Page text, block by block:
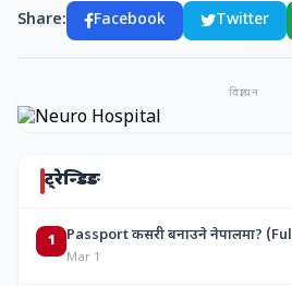
Share: Facebook Twitter
विज्ञापन
ट्रेन्डिङ
1 Passport कसरी बनाउने नेपालमा?
Mar 1